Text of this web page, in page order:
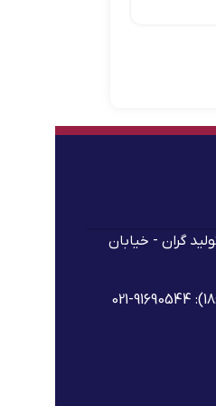
گران - خیابان
پشتیبانی مستقیم (ساعات 9:00 تا 18:00): 91690544-021